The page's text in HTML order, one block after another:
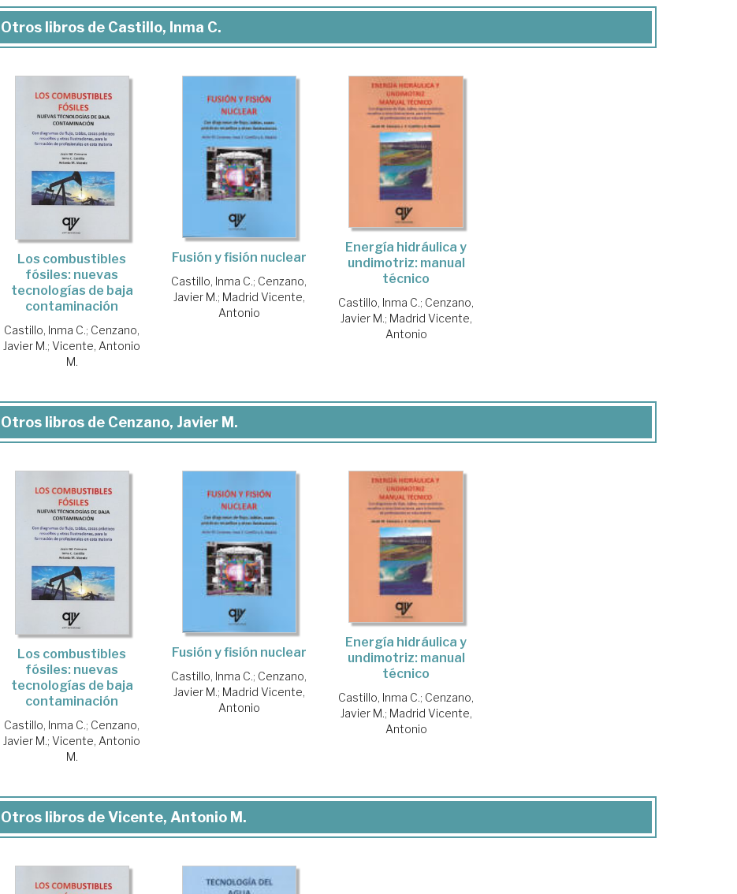
Otros libros de Castillo, Inma C.
Los combustibles
fósiles: nuevas
tecnologías de baja
contaminación
Castillo, Inma C.; Cenzano,
Javier M.;Vicente, Antonio
M.
Fusión y fisión nuclear
Castillo, Inma C.; Cenzano,
Javier M.; Madrid Vicente,
Antonio
Energía hidráulica y
undimotriz: manual
técnico
Castillo, Inma C.; Cenzano,
Javier M.; Madrid Vicente,
Antonio
Otros libros de Cenzano, Javier M.
Los combustibles
fósiles: nuevas
tecnologías de baja
contaminación
Castillo, Inma C.; Cenzano,
Javier M.;Vicente, Antonio
M.
Fusión y fisión nuclear
Castillo, Inma C.; Cenzano,
Javier M.; Madrid Vicente,
Antonio
Energía hidráulica y
undimotriz: manual
técnico
Castillo, Inma C.; Cenzano,
Javier M.; Madrid Vicente,
Antonio
Otros libros de Vicente, Antonio M.